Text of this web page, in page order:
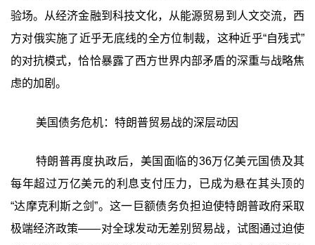
验场。从经济金融到科技文化，从能源贸易到人文交流，西
方对俄实施了近乎无底线的全方位制裁，这种近乎“自残式”
的对抗模式，恰恰暴露了西方世界内部矛盾的深重与战略焦
虑的加剧。
美国债务危机：特朗普贸易战的深层动因
特朗普再度执政后，美国面临的36万亿美元国债及其
每年超过万亿美元的利息支付压力，已成为悬在其头顶的
“达摩克利斯之剑”。这一巨额债务负担迫使特朗普政府采取
极端经济政策——对全球发动无差别贸易战，试图通过迫使